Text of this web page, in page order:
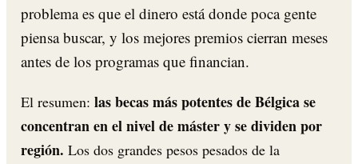
problema es que el dinero está donde poca gente
piensa buscar, y los mejores premios cierran meses
antes de los programas que financian.
El resumen: las becas más potentes de Bélgica se
concentran en el nivel de máster y se dividen por
región. Los dos grandes pesos pesados de la